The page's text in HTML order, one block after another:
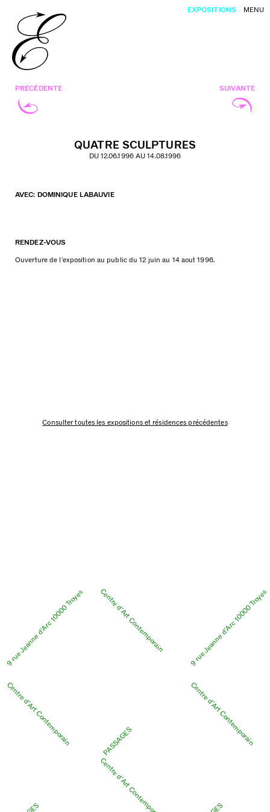
MENU
EXPOSITIONS
PRÉCÉDENTE SUIVANTE
QUATRE SCULPTURES
DU 12.06.1996 AU 14.08.1996
AVEC: DOMINIQUE LABAUVIE
RENDEZ-VOUS
Ouverture de l’exposition au public du 12 juin au 14 aout 1996.
Consulter toutes les expositions et résidences précédentes
9 rue Jeanne d’Arc 10000 Troyes
Centre d’Art Contemporain
Centre d’Art Contemporain
PASSAGES
Centre d’Art Contemporain
9 rue Jeanne d’Arc 10000 Troyes
Centre d’Art Contemporain